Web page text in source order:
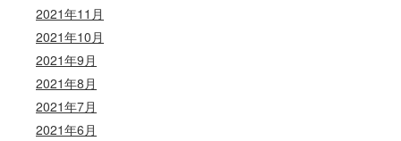
2021年11月
2021年10月
2021年9月
2021年8月
2021年7月
2021年6月